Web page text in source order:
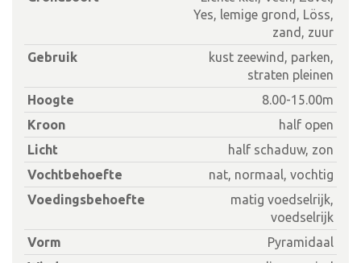
Yes, lemige grond, Löss,
zand, zuur
Gebruik
kust zeewind, parken,
straten pleinen
Hoogte
8.00-15.00m
Kroon
half open
Licht
half schaduw, zon
Vochtbehoefte
nat, normaal, vochtig
Voedingsbehoefte
matig voedselrijk,
voedselrijk
Vorm
Pyramidaal